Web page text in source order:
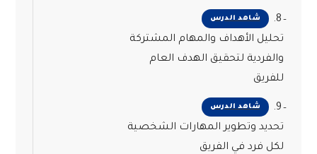
شاهد الدرس
8.
تحليل الأهداف والمهام المشتركة
والفردية لتحقيق الهدف العام
للفريق
شاهد الدرس
9.
تحديد وتطوير المهارات الشخصية
لكل فرد في الفريق